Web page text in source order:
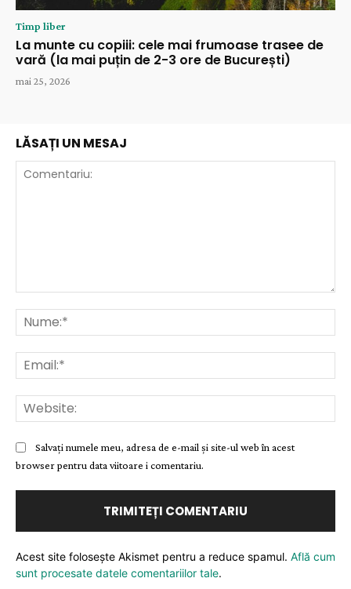
Timp liber
La munte cu copiii: cele mai frumoase trasee de
vară (la mai puțin de 2-3 ore de București)
mai 25, 2026
LĂSAȚI UN MESAJ
Salvați numele meu, adresa de e-mail și site-ul web în acest
browser pentru data viitoare i comentariu.
Acest site folosește Akismet pentru a reduce spamul. Află cum
sunt procesate datele comentariilor tale.